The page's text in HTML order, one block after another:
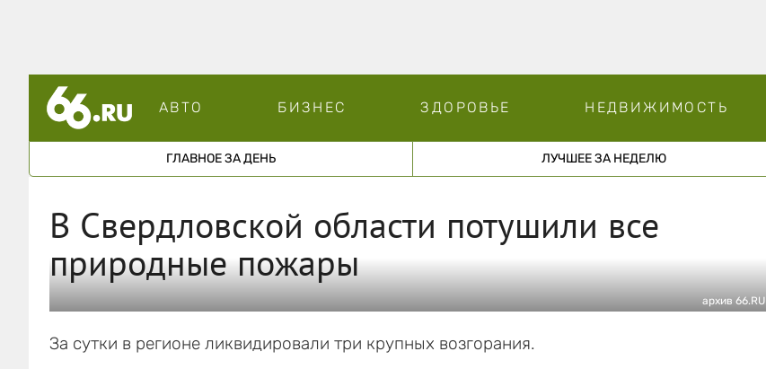
АВТО БИЗНЕС ЗДОРОВЬЕ НЕДВИЖИМОСТЬ
ГЛАВНОЕ ЗА ДЕНЬ ЛУЧШЕЕ ЗА НЕДЕЛЮ
В Свердловской области потушили все
природные пожары
архив 66.RU
За сутки в регионе ликвидировали три крупных возгорания.